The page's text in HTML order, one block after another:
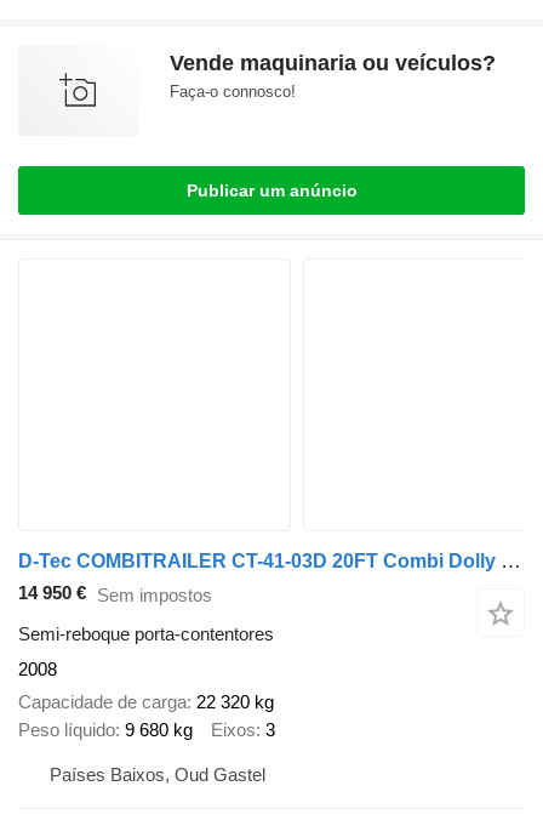
Vende maquinaria ou veículos?
Faça-o connosco!
Publicar um anúncio
D-Tec COMBITRAILER CT-41-03D 20FT Combi Dolly - Lift/Steering Axles -
14 950 € Sem impostos
Semi-reboque porta-contentores
2008
Capacidade de carga 22 320 kg
Peso líquido 9 680 kg Eixos 3
Países Baixos, Oud Gastel